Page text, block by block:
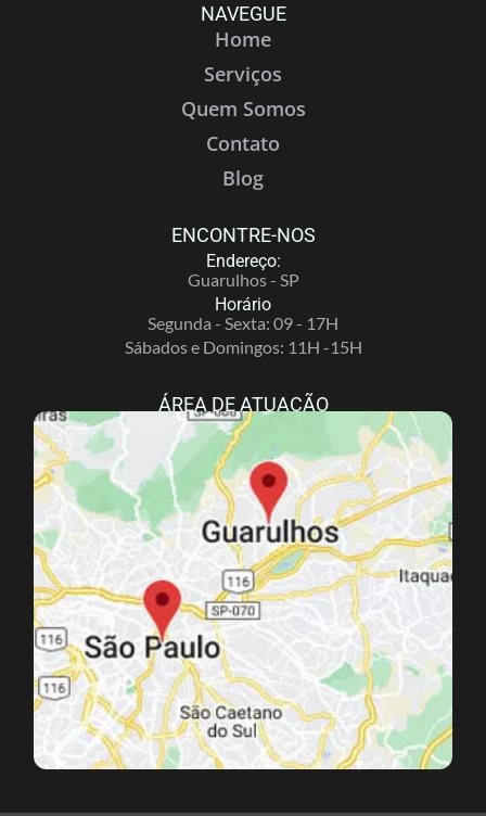
NAVEGUE
Home
Serviços
Quem Somos
Contato
Blog
ENCONTRE-NOS
Endereço:
Guarulhos - SP
Horário
Segunda - Sexta: 09 - 17H
Sábados e Domingos: 11H -15H
ÁREA DE ATUAÇÃO